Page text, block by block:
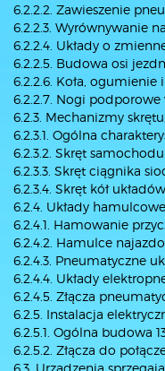
6.2.2.2. Zawieszenie
6.2.2.3. Wyrównywanie
6.2.2.4. Układy o
6.2.2.5. Budowa osi
6.2.2.6. Koła, ogumienie
6.2.2.7. Nogi podporowe
6.2.3. Mechanizmy
6.2.3.1. Ogólna
6.2.3.2. Skręt samochodu
6.2.3.3. Skręt ciągnika
6.2.3.4. Skręt kół
6.2.4. Układy
6.2.4.1. Hamowanie
6.2.4.2. Hamulce
6.2.4.3. Pneumatyczne
6.2.4.4. Układy
6.2.4.5. Złącza
6.2.5. Instalacja
6.2.5.1. Ogólna budowa
6.2.5.2. Złącza do
6.3. Urządzenia